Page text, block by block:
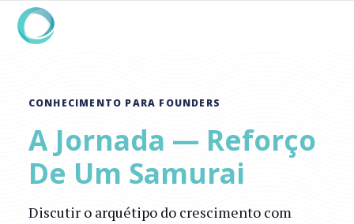
CONHECIMENTO PARA FOUNDERS
A Jornada — Reforço
De Um Samurai
Discutir o arquétipo do crescimento com